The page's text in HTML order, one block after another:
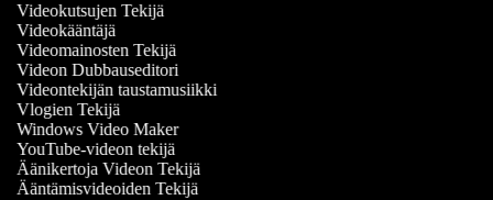
Videokutsujen Tekijä
Videokääntäjä
Videomainosten Tekijä
Videon Dubbauseditori
Videontekijän taustamusiikki
Vlogien Tekijä
Windows Video Maker
YouTube-videon tekijä
Äänikertoja Videon Tekijä
Ääntämisvideoiden Tekijä